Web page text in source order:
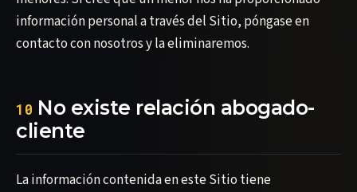
información personal a través del Sitio, póngase en
contacto con nosotros y la eliminaremos.
10 No existe relación abogado-
cliente
La información contenida en este Sitio tiene